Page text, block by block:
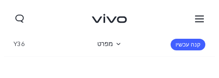
Y36 מפרט קנה עכשיו